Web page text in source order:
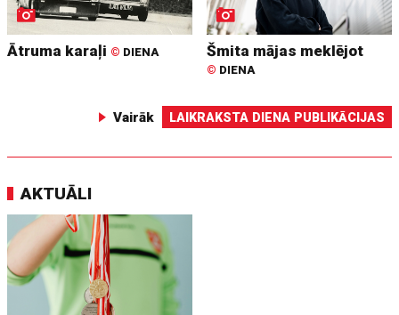
Ātruma karaļi © DIENA Šmita mājas meklējot
© DIENA
Vairāk LAIKRAKSTA DIENA PUBLIKĀCIJAS
AKTUĀLI